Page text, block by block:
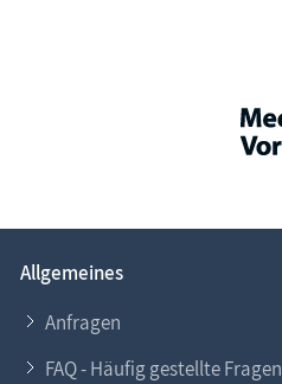
Allgemeines
Anfragen
FAQ - Häufig gestellte Fragen